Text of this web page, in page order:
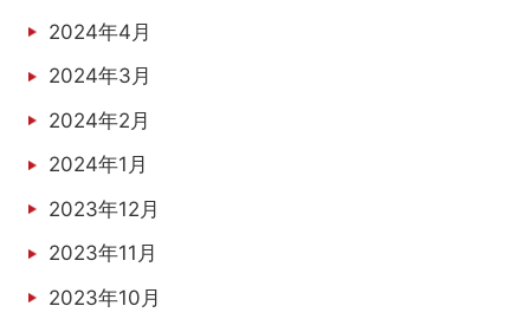
2024年4月
2024年3月
2024年2月
2024年1月
2023年12月
2023年11月
2023年10月